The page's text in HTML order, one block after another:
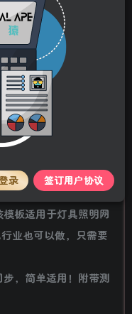
录后购买，可保存购买订单。
灯具照明网站模板
板适用于灯具照明网
业也可以做，只需要
，简单适用！附带测
录 签订用户协议